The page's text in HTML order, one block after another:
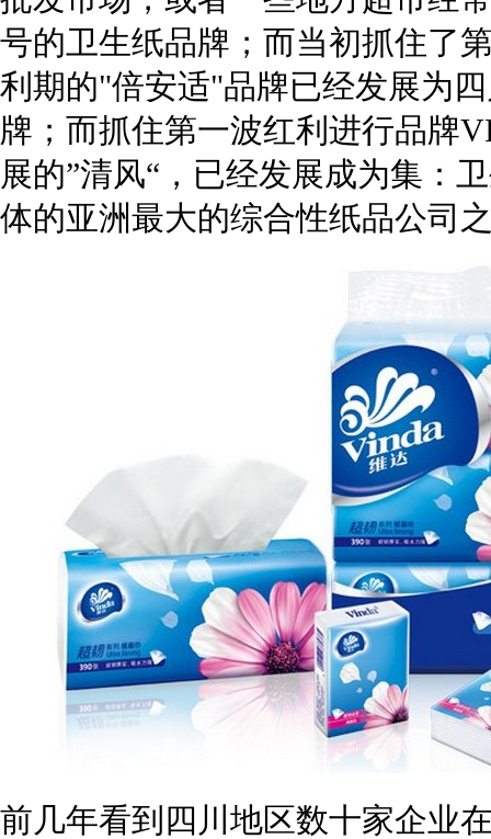
号的卫生纸品牌；而当初抓住了
利期的"倍安适"品牌已经发展为
牌；而抓住第一波红利进行品牌
展的”清风“，已经发展成为集：
体的亚洲最大的综合性纸品公司
前几年看到四川地区数十家企业